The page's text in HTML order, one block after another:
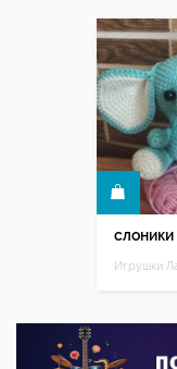
слоники
Игрушки